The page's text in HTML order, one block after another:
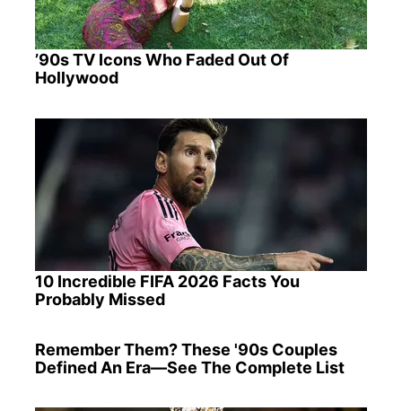
’90s TV Icons Who Faded Out Of
Hollywood
10 Incredible FIFA 2026 Facts You
Probably Missed
Remember Them? These '90s Couples
Defined An Era—See The Complete List